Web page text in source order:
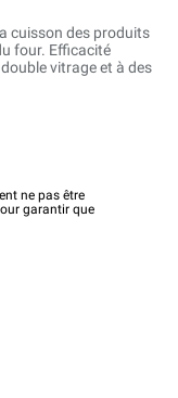
cuisson des produits
four. Efficacité
vitrage et à des
ne pas être
garantir que